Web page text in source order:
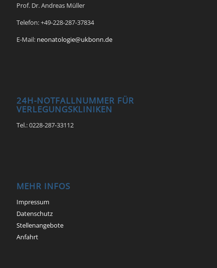
Prof. Dr. Andreas Müller
Telefon: +49-228-287-37834
E-Mail: neonatologie@ukbonn.de
24H-NOTFALLNUMMER FÜR
VERLEGUNGSKLINIKEN
Tel.: 0228-287-33112
MEHR INFOS
Impressum
Datenschutz
Stellenangebote
Anfahrt